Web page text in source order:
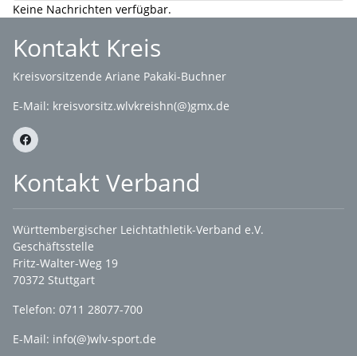
Keine Nachrichten verfügbar.
Kontakt Kreis
Kreisvorsitzende Ariane Pakaki-Buchner
E-Mail: kreisvorsitz.wlvkreishn(@)gmx.de
Kontakt Verband
Württembergischer Leichtathletik-Verband e.V.
Geschäftsstelle
Fritz-Walter-Weg 19
70372 Stuttgart
Telefon: 0711 28077-700
E-Mail: info(@)wlv-sport.de